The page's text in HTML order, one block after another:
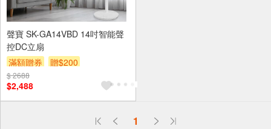
聲寶 SK-GA14VBD 14吋智能聲
控DC立扇
滿額贈券
贈$200
$ 2688
$2,488
1
偏遠地區配送